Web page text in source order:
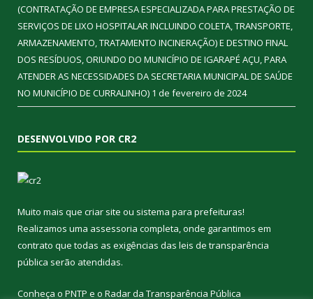
(CONTRATAÇÃO DE EMPRESA ESPECIALIZADA PARA PRESTAÇÃO DE
SERVIÇOS DE LIXO HOSPITALAR INCLUINDO COLETA, TRANSPORTE,
ARMAZENAMENTO, TRATAMENTO INCINERAÇÃO) E DESTINO FINAL
DOS RESÍDUOS, ORIUNDO DO MUNICÍPIO DE IGARAPÉ AÇU, PARA
ATENDER AS NECESSIDADES DA SECRETARIA MUNICIPAL DE SAÚDE
NO MUNICÍPIO DE CURRALINHO) 1 de fevereiro de 2024
DESENVOLVIDO POR CR2
Muito mais que criar site ou sistema para prefeituras!
Realizamos uma assessoria completa, onde garantimos em
contrato que todas as exigências das leis de transparência
pública serão atendidas.
Conheça o PNTP e o Radar da Transparência Pública